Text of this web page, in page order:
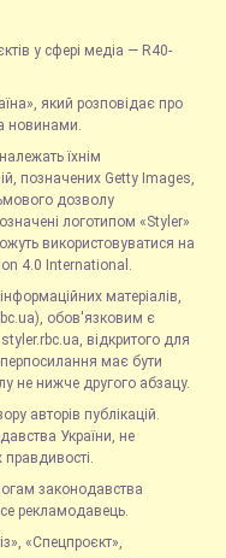
у сфері медіа — R40-
який розповідає про
новинами.
їхнім
позначених Getty Images,
дозволу
логотипом «Styler»
використовуватися на
4.0 International.
матеріалів,
обов'язковим є
відкритого для
має бути
не нижче другого абзацу.
авторів публікацій.
України, не
законодавства
рекламодавець.
«Спецпроєкт»,